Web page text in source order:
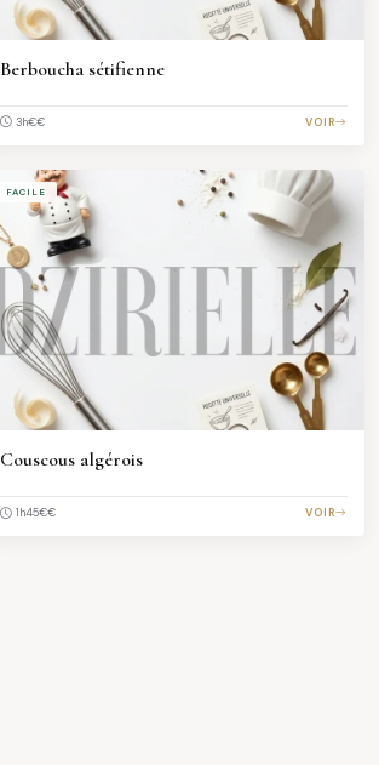
Berboucha sétifienne
3h€€ VOIR
FACILE
Couscous algérois
1h45€€ VOIR